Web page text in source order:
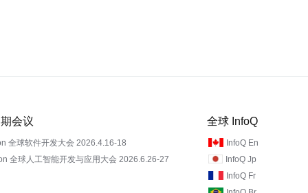
会议
全球软件开发大会 2026.4.16-18
全球人工智能开发与应用大会 2026.6.26-27
全球 InfoQ
InfoQ En
InfoQ Jp
InfoQ Fr